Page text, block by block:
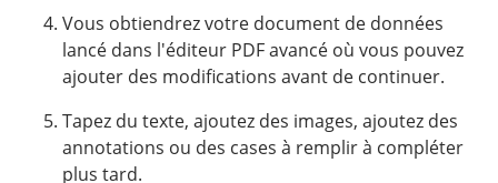
Vous obtiendrez votre document de données
lancé dans l'éditeur PDF avancé où vous pouvez
ajouter des modifications avant de continuer.
Tapez du texte, ajoutez des images, ajoutez des
annotations ou des cases à remplir à compléter
plus tard.